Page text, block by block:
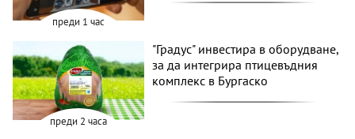
преди 1 час
преди 2 часа
"Градус" инвестира в оборудване,
за да интегрира птицевъдния
комплекс в Бургаско